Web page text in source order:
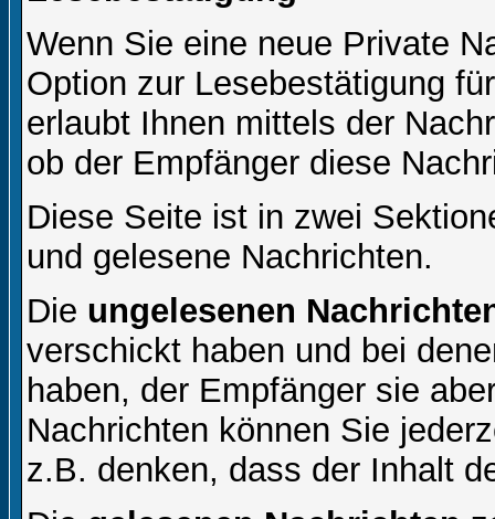
Wenn Sie eine neue Private
Option zur Lesebestätigung
erlaubt Ihnen mittels der
ob der Empfänger diese
Diese Seite ist in zwei
und gelesene Nachrichten.
Die ungelesenen
verschickt haben und bei
haben, der Empfänger sie
Nachrichten können Sie
z.B. denken, dass der Inhalt